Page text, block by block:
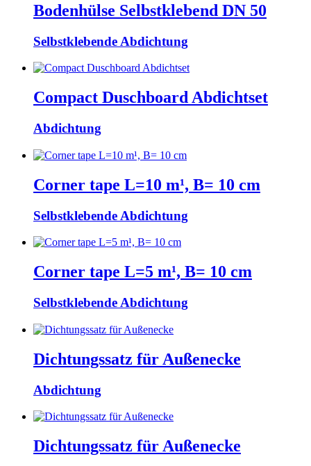
Bodenhülse Selbstklebend DN 50
Selbstklebende Abdichtung
Compact Duschboard Abdichtset
Abdichtung
Corner tape L=10 m¹, B= 10 cm
Selbstklebende Abdichtung
Corner tape L=5 m¹, B= 10 cm
Selbstklebende Abdichtung
Dichtungssatz für Außenecke
Abdichtung
Dichtungssatz für Außenecke